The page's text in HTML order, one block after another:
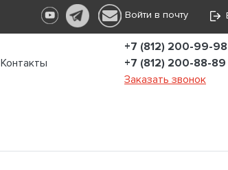
Войти в почту
Контакты
+7 (812) 200-99-98
+7 (812) 200-88-89
Заказать звонок